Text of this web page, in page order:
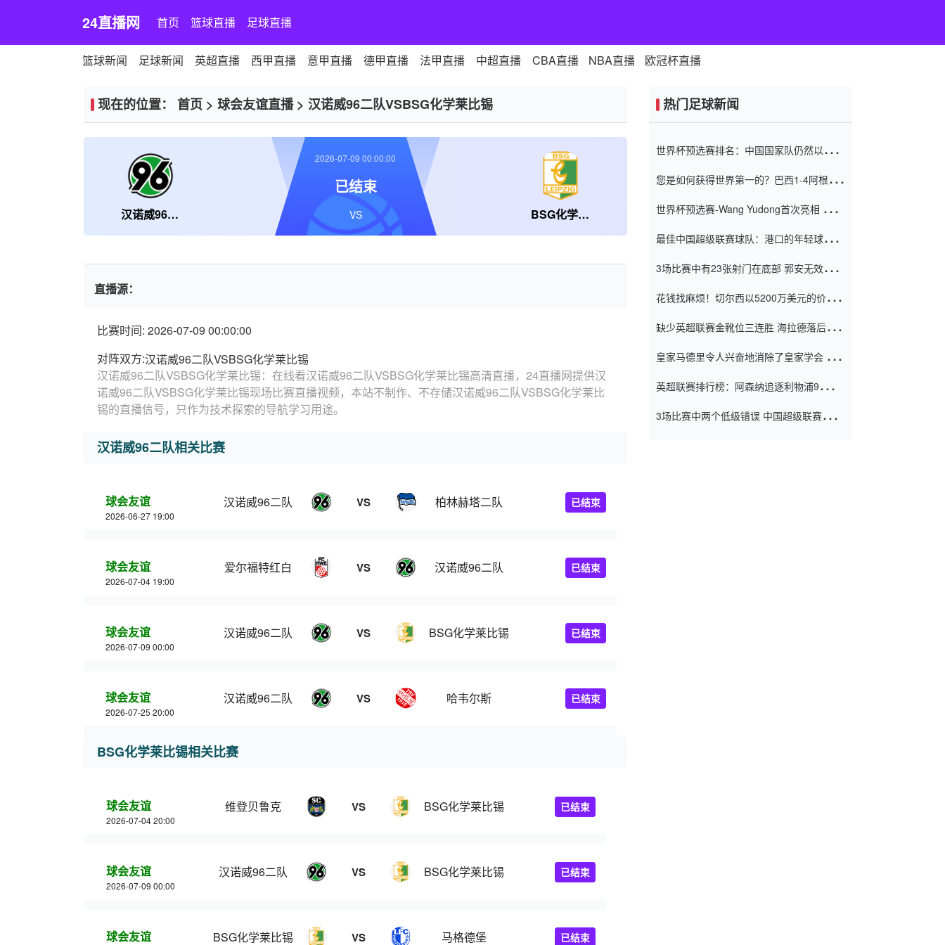
24直播网 首页 篮球直播 足球直播
篮球新闻 足球新闻 英超直播 西甲直播 意甲直播 德甲直播 法甲直播 中超直播 CBA直播 NBA直播 欧冠杯直播
现在的位置： 首页 > 球会友谊直播> 汉诺威96二队VSBSG化学莱比锡
汉诺威96二队 BSG化学莱比锡
2026-07-09 00:00:00
已结束
VS
直播源：
比赛时间: 2026-07-09 00:00:00
对阵双方:汉诺威96二队VSBSG化学莱比锡
汉诺威96二队VSBSG化学莱比锡：在线看汉诺威96二队VSBSG化学莱比锡高清直播，24直播网提供汉
诺威96二队VSBSG化学莱比锡现场比赛直播视频，本站不制作、不存储汉诺威96二队VSBSG化学莱比
锡的直播信号，只作为技术探索的导航学习用途。
汉诺威96二队相关比赛
球会友谊
2026-06-27 19:00
汉诺威96二队 VS 柏林赫塔二队 已结束
球会友谊
2026-07-04 19:00
爱尔福特红白 VS 汉诺威96二队 已结束
球会友谊
2026-07-09 00:00
汉诺威96二队 VS BSG化学莱比锡 已结束
球会友谊
2026-07-25 20:00
汉诺威96二队 VS 哈韦尔斯 已结束
BSG化学莱比锡相关比赛
球会友谊
2026-07-04 20:00
维登贝鲁克 VS BSG化学莱比锡 已结束
球会友谊
2026-07-09 00:00
汉诺威96二队 VS BSG化学莱比锡 已结束
球会友谊 BSG化学莱比锡 VS 马格德堡 已结束
热门足球新闻
世界杯预选赛排名：中国国家队仍然以6分
您是如何获得世界第一的？巴西1-4阿根
世界杯预选赛-Wang Yudong首次亮相 中国
最佳中国超级联赛球队：港口的年轻球员在
（Taishan）
3场比赛中有23张射门在底部 郭安无效传球
花钱找麻烦！切尔西以5200万美元的价格
窗口
缺少英超联赛金靴位三连胜 海拉德落后6球
皇家马德里令人兴奋地消除了皇家学会 安
英超联赛排行榜：阿森纳追逐利物浦9分 曼
3场比赛中两个低级错误 中国超级联赛的前